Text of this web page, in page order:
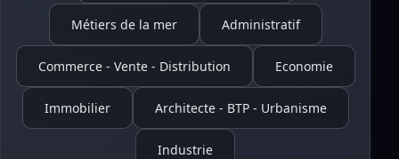
Métiers de la mer Administratif
Commerce - Vente - Distribution Economie
Immobilier Architecte - BTP - Urbanisme
Industrie